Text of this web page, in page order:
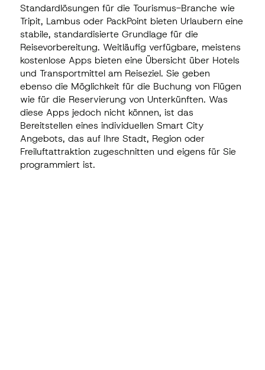
Standardlösungen für die Tourismus-Branche wie
Tripit, Lambus oder PackPoint bieten Urlaubern eine
stabile, standardisierte Grundlage für die
Reisevorbereitung. Weitläufig verfügbare, meistens
kostenlose Apps bieten eine Übersicht über Hotels
und Transportmittel am Reiseziel. Sie geben
ebenso die Möglichkeit für die Buchung von Flügen
wie für die Reservierung von Unterkünften. Was
diese Apps jedoch nicht können, ist das
Bereitstellen eines individuellen Smart City
Angebots, das auf Ihre Stadt, Region oder
Freiluftattraktion zugeschnitten und eigens für Sie
programmiert ist.